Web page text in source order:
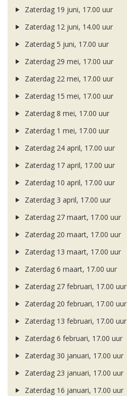
Zaterdag 19 juni, 17.00 uur
Zaterdag 12 juni, 14.00 uur
Zaterdag 5 juni, 17.00 uur
Zaterdag 29 mei, 17.00 uur
Zaterdag 22 mei, 17.00 uur
Zaterdag 15 mei, 17.00 uur
Zaterdag 8 mei, 17.00 uur
Zaterdag 1 mei, 17.00 uur
Zaterdag 24 april, 17.00 uur
Zaterdag 17 april, 17.00 uur
Zaterdag 10 april, 17.00 uur
Zaterdag 3 april, 17.00 uur
Zaterdag 27 maart, 17.00 uur
Zaterdag 20 maart, 17.00 uur
Zaterdag 13 maart, 17.00 uur
Zaterdag 6 maart, 17.00 uur
Zaterdag 27 februari, 17.00 uur
Zaterdag 20 februari, 17.00 uur
Zaterdag 13 februari, 17.00 uur
Zaterdag 6 februari, 17.00 uur
Zaterdag 30 januari, 17.00 uur
Zaterdag 23 januari, 17.00 uur
Zaterdag 16 januari, 17.00 uur